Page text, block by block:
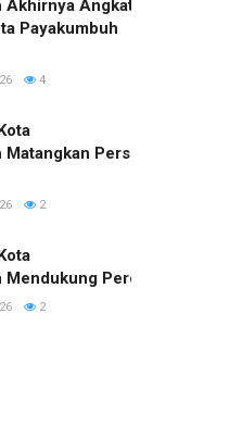
Akhirnya Angkat Trofi
Payakumbuh
4
Persiapan
2
Mendukung Percepatan
2